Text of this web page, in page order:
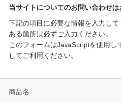
当サイトについてのお問い合わせ
下記の項目に必要な情報を入力し
ある箇所は必ずご入力ください。
このフォームはJavaScriptを使用し
してご利用ください。
商品名